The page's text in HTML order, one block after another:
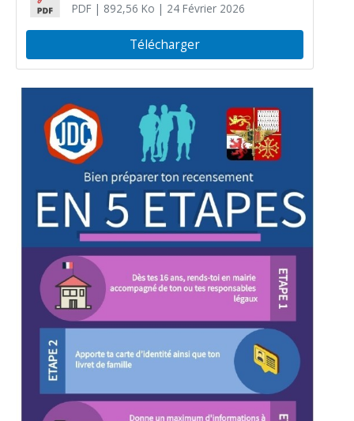
PDF| 892,56 Ko | 24 Février 2026
Télécharger